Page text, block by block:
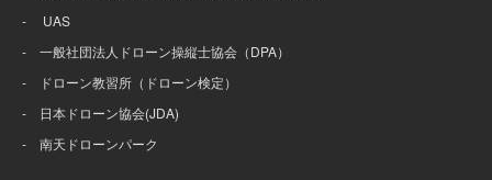
- UAS
- 一般社団法人ドローン操縦士協会（DPA）
- ドローン教習所（ドローン検定）
- 日本ドローン協会(JDA)
- 南天ドローンパーク